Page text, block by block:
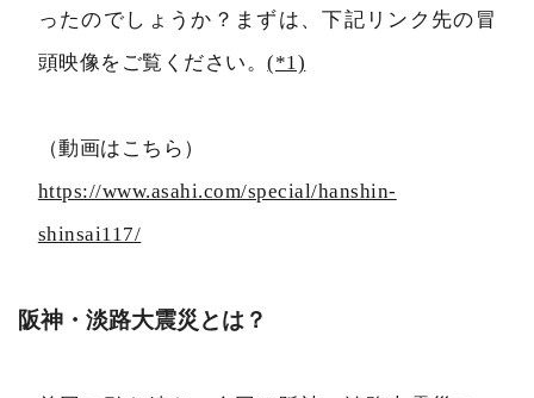
ったのでしょうか？まずは、下記リンク先の冒
頭映像をご覧ください。(*1)
（動画はこちら）
https://www.asahi.com/special/hanshin-
shinsai117/
阪神・淡路大震災とは？